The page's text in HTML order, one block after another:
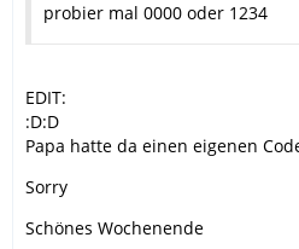
probier mal 0000 oder 1234
EDIT:
:D:D
Papa hatte da einen eigenen
Sorry
Schönes Wochenende